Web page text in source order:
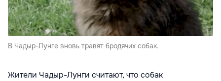
В Чадыр-Лунге вновь травят бродячих собак.
Жители Чадыр-Лунги считают, что собак